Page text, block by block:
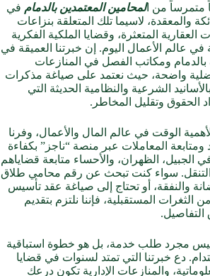
متمرساً من المحامين المعتمدين بالدمام في
والمعقدة، لاسيما تلك المتعلقة بنزاعات
العقارية المتعثرة، وقضايا الملكية الفكرية
في عالم الأعمال اليوم. إن خبرتنا العميقة في
بالدمام ومكاتب الفصل في المنازعات
أفضلية واضحة، حيث نعتمد على صياغة مذكرات
الشرعية والنظامية الحديثة التي
الحقوق وتقليل المخاطر.
الوقت في عالم المال والأعمال، وفرنا
المعاملات عبر منصة “ناجز” بكفاءة
في الجبيل، الظهران، والأحساء متابعة قضاياهم
سواء كنت تبحث عن رقم محامي طلاق
و النفقة، أو تحتاج إلى صياغة عقد تأسيس
المستقبلية، فإننا نلتزم بتقديم
ليس مجرد طلب خدمة، بل هو خطوة استباقية
دع خبرتنا التي تمتد لسنوات في قضايا
والمنازعات الإدارية تكون درعك